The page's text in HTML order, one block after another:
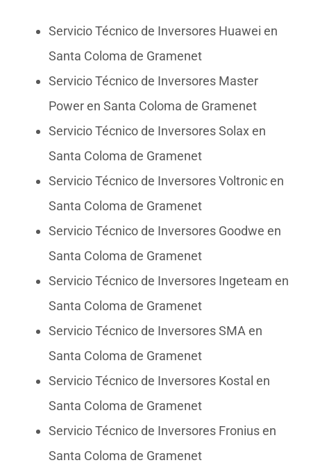
Servicio Técnico de Inversores Huawei en
Santa Coloma de Gramenet
Servicio Técnico de Inversores Master
Power en Santa Coloma de Gramenet
Servicio Técnico de Inversores Solax en
Santa Coloma de Gramenet
Servicio Técnico de Inversores Voltronic en
Santa Coloma de Gramenet
Servicio Técnico de Inversores Goodwe en
Santa Coloma de Gramenet
Servicio Técnico de Inversores Ingeteam en
Santa Coloma de Gramenet
Servicio Técnico de Inversores SMA en
Santa Coloma de Gramenet
Servicio Técnico de Inversores Kostal en
Santa Coloma de Gramenet
Servicio Técnico de Inversores Fronius en
Santa Coloma de Gramenet